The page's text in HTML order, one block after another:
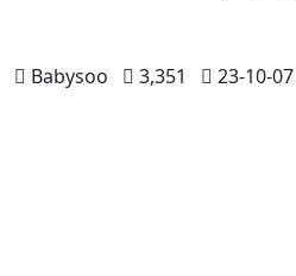
Babysoo 3,351
23-10-